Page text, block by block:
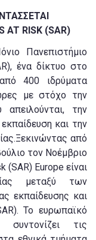
AT RISK (SAR)
Πανεπιστήμιο
ένα δίκτυο στο
400 ιδρύματα
με στόχο την
την
και την
από
τον Νοέμβριο
(SAR) Europe είναι
μεταξύ των
εκπαίδευσης και
Το ευρωπαϊκό
τις